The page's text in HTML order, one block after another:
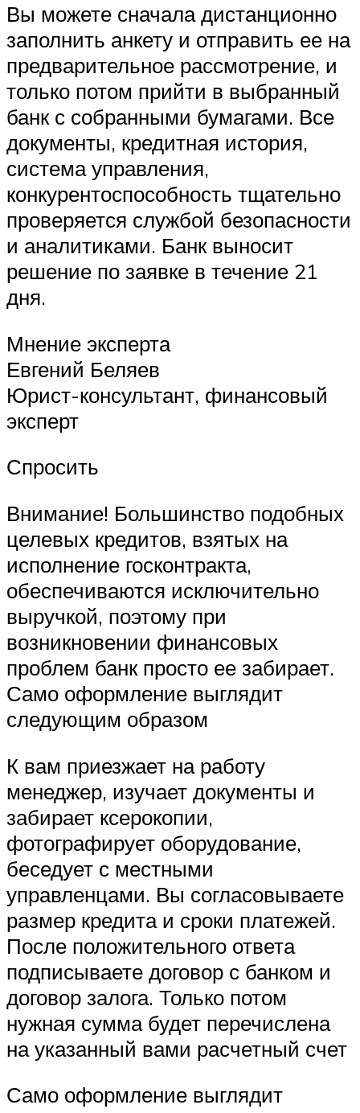
Вы можете сначала дистанционно
заполнить анкету и отправить ее на
предварительное рассмотрение, и
только потом прийти в выбранный
банк с собранными бумагами. Все
документы, кредитная история,
система управления,
конкурентоспособность тщательно
проверяется службой безопасности
и аналитиками. Банк выносит
решение по заявке в течение 21
дня.
Мнение эксперта
Евгений Беляев
Юрист-консультант, финансовый
эксперт
Спросить
Внимание! Большинство подобных
целевых кредитов, взятых на
исполнение госконтракта,
обеспечиваются исключительно
выручкой, поэтому при
возникновении финансовых
проблем банк просто ее забирает.
Само оформление выглядит
следующим образом
К вам приезжает на работу
менеджер, изучает документы и
забирает ксерокопии,
фотографирует оборудование,
беседует с местными
управленцами. Вы согласовываете
размер кредита и сроки платежей.
После положительного ответа
подписываете договор с банком и
договор залога. Только потом
нужная сумма будет перечислена
на указанный вами расчетный счет
Само оформление выглядит